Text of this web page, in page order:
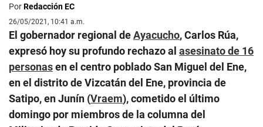
PorRedacción EC
26/05/2021, 10:41 a.m.
El gobernador regional deAyacucho, Carlos Rúa,
expresó hoy su profundo rechazo al asesinato de 16
personasen el centro poblado San Miguel del Ene,
en el distrito de Vizcatán del Ene, provincia de
Satipo, en Junín (Vraem), cometido el último
domingo por miembros de la columna del